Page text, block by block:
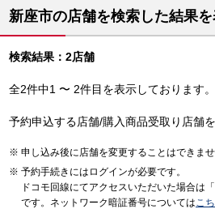
新座市の店舗を検索した結果
検索結果：2店舗
全2件中1 〜 2件目を表示しております
予約申込する店舗/購入商品受取り店舗
申し込み後に店舗を変更することはできませ
予約手続きにはログインが必要です。
ドコモ回線にてアクセスいただいた場合は
です。ネットワーク暗証番号についてはこ